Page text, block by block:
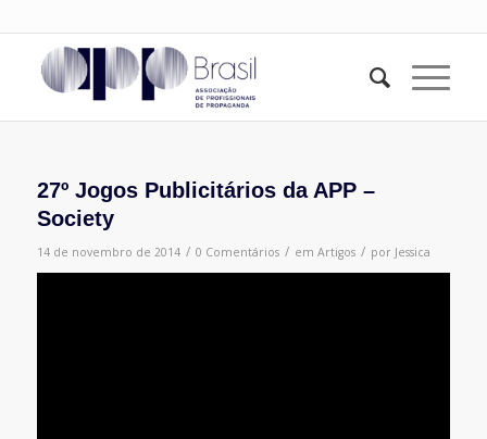
27º Jogos Publicitários da APP –
Society
14 de novembro de 2014 / 0 Comentários / em Artigos / por Jessica